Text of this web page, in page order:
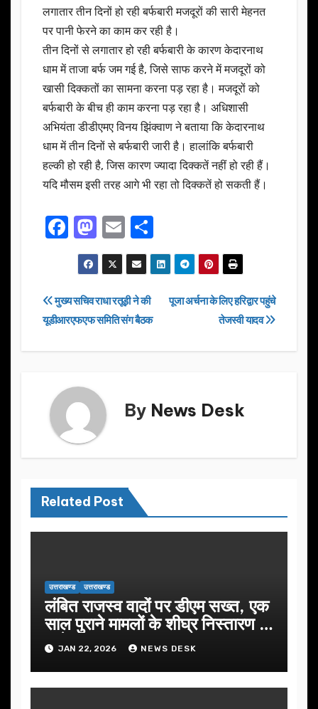
लगातार तीन दिनों हो रही बर्फबारी मजदूरों की सारी मेहनत
पर पानी फेरने का काम कर रही है।
तीन दिनों से लगातार हो रही बर्फबारी के कारण केदारनाथ
धाम में ताजा बर्फ जम गई है, जिसे साफ करने में मजदूरों को
खासी दिक्कतों का सामना करना पड़ रहा है। मजदूरों को
बर्फबारी के बीच ही काम करना पड़ रहा है। अधिशासी
अभियंता डीडीएमए विनय झिंक्वाण ने बताया कि केदारनाथ
धाम में तीन दिनों से बर्फबारी जारी है। हालांकि बर्फबारी
हल्की हो रही है, जिस कारण ज्यादा दिक्कतें नहीं हो रही हैं।
यदि मौसम इसी तरह आगे भी रहा तो दिक्कतें हो सकती हैं।
F
a
c
e
b
k
M
a
st
o
d
E
m
ail
h
ar
Post
navigation
पूजा अर्चना के लिए हरिद्वार पहुंचे
तेजस्वी यादव
मुख्य सचिव राधा रतूड़ी ने की
यूडीआरएफएफ समिति संग बैठक
By News Desk
Related Post
उत्तराखण्ड उत्तराखण्ड
लंबित राजस्व वादों पर डीएम सख्त, एक
साल पुराने मामलों के शीघ्र निस्तारण के
आदेश…
JAN 22, 2026 NEWS DESK